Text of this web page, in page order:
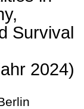
Survival
2024)